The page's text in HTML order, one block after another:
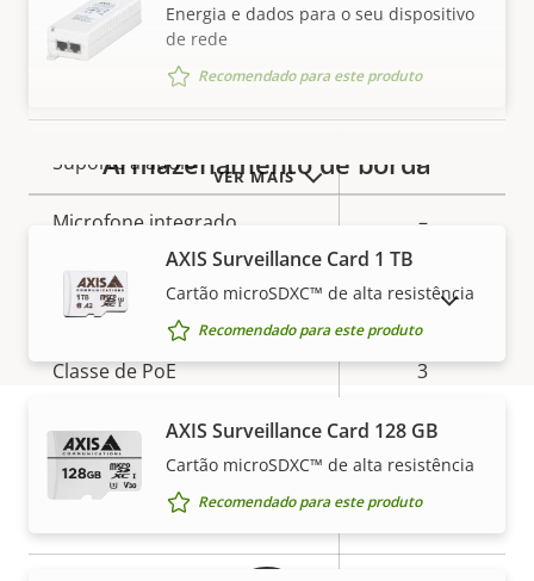
AV1 On
Descrição
da
propriedade
Valor da
Suporte a áudio
Microfone integrado –
Rede
Descrição
propriedade
propriedade
Classe de PoE 3
Segurança
da
Valor da
propriedade
VER MAIS
Energia e dados para o seu dispositivo
de rede
Recomendado para este produto
Armazenamento de borda
AXIS Surveillance Card 1 TB
Cartão microSDXC™ de alta resistência
Recomendado para este produto
AXIS Surveillance Card 128 GB
Cartão microSDXC™ de alta resistência
Recomendado para este produto
MOSTRAR PRODUTOS DESCONTINUADOS
Garantia